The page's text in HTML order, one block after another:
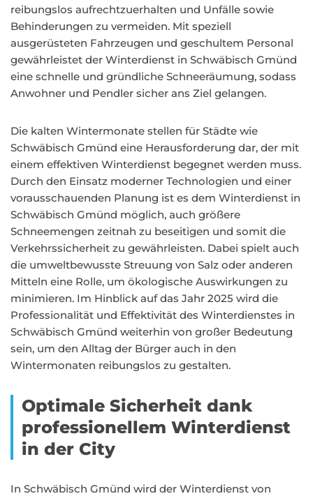
reibungslos aufrechtzuerhalten und Unfälle sowie
Behinderungen zu vermeiden. Mit speziell
ausgerüsteten Fahrzeugen und geschultem Personal
gewährleistet der Winterdienst in Schwäbisch Gmünd
eine schnelle und gründliche Schneeräumung, sodass
Anwohner und Pendler sicher ans Ziel gelangen.
Die kalten Wintermonate stellen für Städte wie
Schwäbisch Gmünd eine Herausforderung dar, der mit
einem effektiven Winterdienst begegnet werden muss.
Durch den Einsatz moderner Technologien und einer
vorausschauenden Planung ist es dem Winterdienst in
Schwäbisch Gmünd möglich, auch größere
Schneemengen zeitnah zu beseitigen und somit die
Verkehrssicherheit zu gewährleisten. Dabei spielt auch
die umweltbewusste Streuung von Salz oder anderen
Mitteln eine Rolle, um ökologische Auswirkungen zu
minimieren. Im Hinblick auf das Jahr 2025 wird die
Professionalität und Effektivität des Winterdienstes in
Schwäbisch Gmünd weiterhin von großer Bedeutung
sein, um den Alltag der Bürger auch in den
Wintermonaten reibungslos zu gestalten.
Optimale Sicherheit dank
professionellem Winterdienst
in der City
In Schwäbisch Gmünd wird der Winterdienst von